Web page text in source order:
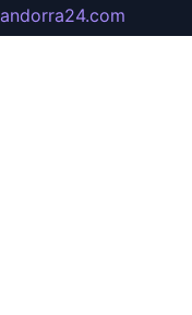
andorra24.com
doors.com.ru